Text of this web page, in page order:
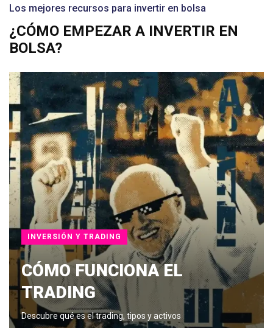
Los mejores recursos para invertir en bolsa
¿CÓMO EMPEZAR A INVERTIR EN
BOLSA?
INVERSIÓN Y TRADING
CÓMO FUNCIONA EL
TRADING
Descubre qué es el trading, tipos y activos